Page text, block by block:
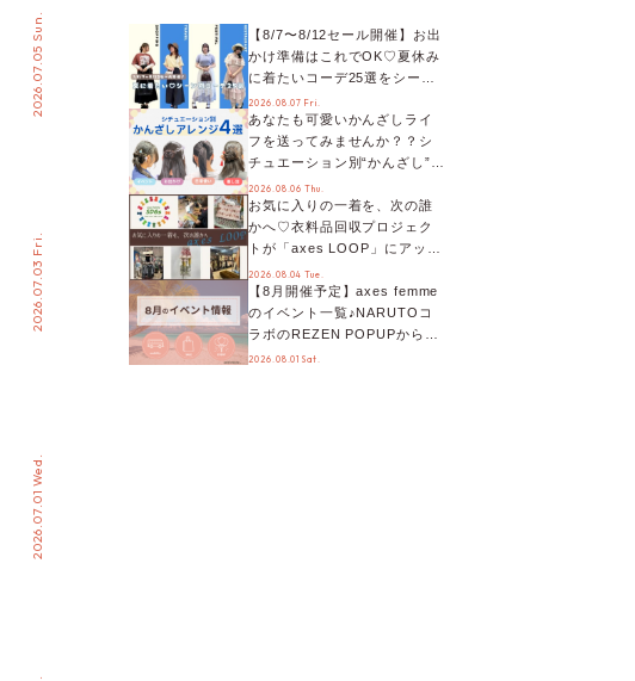
2026.07.05 Sun.
2026.07.03 Fri.
2026.07.01 Wed.
【8/7〜8/12セール開催】お出
かけ準備はこれでOK♡夏休み
に着たいコーデ25選をシーン
別に徹底解説！
2026.08.07 Fri.
あなたも可愛いかんざしライ
フを送ってみませんか？？シ
チュエーション別“かんざし”の
オススメ【ショップスタッフ
編集部】
2026.08.06 Thu.
お気に入りの一着を、次の誰
かへ♡衣料品回収プロジェク
トが「axes LOOP」にアップ
デート！活用するとポイント
が手に入る◎
2026.08.04 Tue.
【8月開催予定】axes femme
のイベント一覧♪NARUTOコ
ラボのREZEN POPUPから、
プチYour Stage.、ティーパー
2026.08.01 Sat.